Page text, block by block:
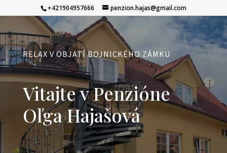
+421904957666 penzion.hajas@gmail.com
RELAX V OBJATÍ BOJNICKÉHO ZÁMKU
Vitajte v Penzióne
Oľga Hajašová